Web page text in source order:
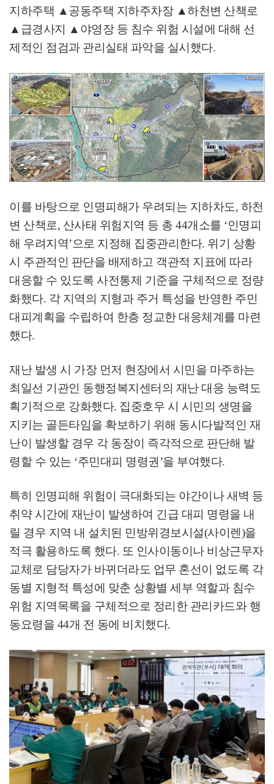
지하주택 ▲공동주택 지하주차장 ▲하천변 산책로
▲ 급경사지 ▲ 야영장 등 침수 위험 시설에 대해 선
제적인 점검과 관리실태 파악을 실시했다.
이를 바탕으로 인명피해가 우려되는 지하차도, 하천
변 산책로, 산사태 위험지역 등 총 44개소를 ‘인명피
해 우려지역’으로 지정해 집중관리한다. 위기 상황
시 주관적인 판단을 배제하고 객관적 지표에 따라
대응할 수 있도록 사전통제 기준을 구체적으로 정량
화했다. 각 지역의 지형과 주거 특성을 반영한 주민
대피계획을 수립하여 한층 정교한 대응체계를 마련
했다.
재난 발생 시 가장 먼저 현장에서 시민을 마주하는
최일선 기관인 동행정복지센터의 재난 대응 능력도
획기적으로 강화했다. 집중호우 시 시민의 생명을
지키는 골든타임을 확보하기 위해 동시다발적인 재
난이 발생할 경우 각 동장이 즉각적으로 판단해 발
령할 수 있는 ‘주민대피 명령권 ’을 부여했다.
특히 인명피해 위험이 극대화되는 야간이나 새벽 등
취약 시간에 재난이 발생하여 긴급 대피 명령을 내
릴 경우 지역 내 설치된 민방위경보시설(사이렌 )을
적극 활용하도록 했다. 또 인사이동이나 비상근무자
교체로 담당자가 바뀌더라도 업무 혼선이 없도록 각
동별 지형적 특성에 맞춘 상황별 세부 역할과 침수
위험 지역목록을 구체적으로 정리한 관리카드와 행
동요령을 44개 전 동에 비치했다.